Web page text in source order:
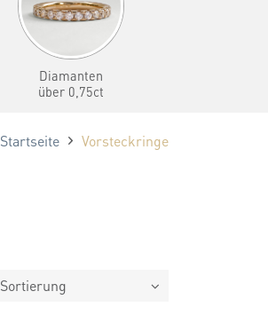
Diamanten
über 0,75ct
Startseite Vorsteckringe
Sortierung